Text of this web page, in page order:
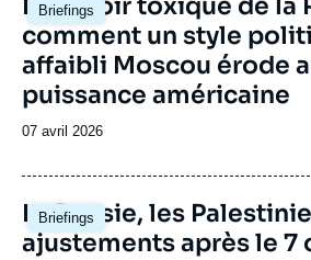
Briefings
principale
Le miroir toxique de la
comment un style
affaibli Moscou érode
puissance américaine
Date
publication
07 avril 2026
Briefings
Image
principale
La Russie, les
ajustements après le 7